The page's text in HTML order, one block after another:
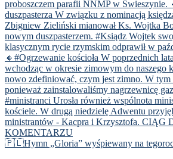
🇵🇱Hymn „Gloria” wyśpiewany na